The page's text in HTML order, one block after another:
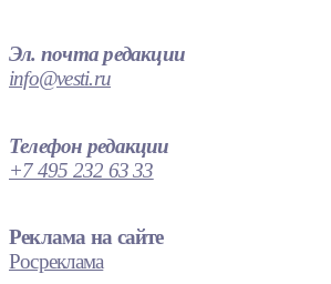
Эл. почта редакции
info@vesti.ru
Телефон редакции
+7 495 232 63 33
Реклама на сайте
Росреклама